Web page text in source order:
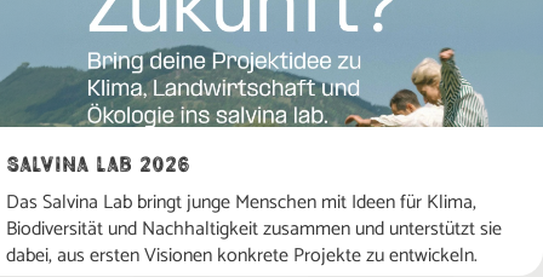
Salvina Lab 2026
Das Salvina Lab bringt junge Menschen mit Ideen für Klima,
Biodiversität und Nachhaltigkeit zusammen und unterstützt sie
dabei, aus ersten Visionen konkrete Projekte zu entwickeln.